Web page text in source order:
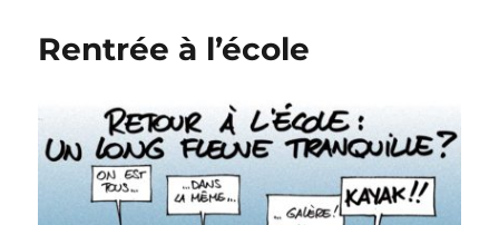
athlètes
profs
!
Rentrée à l’école